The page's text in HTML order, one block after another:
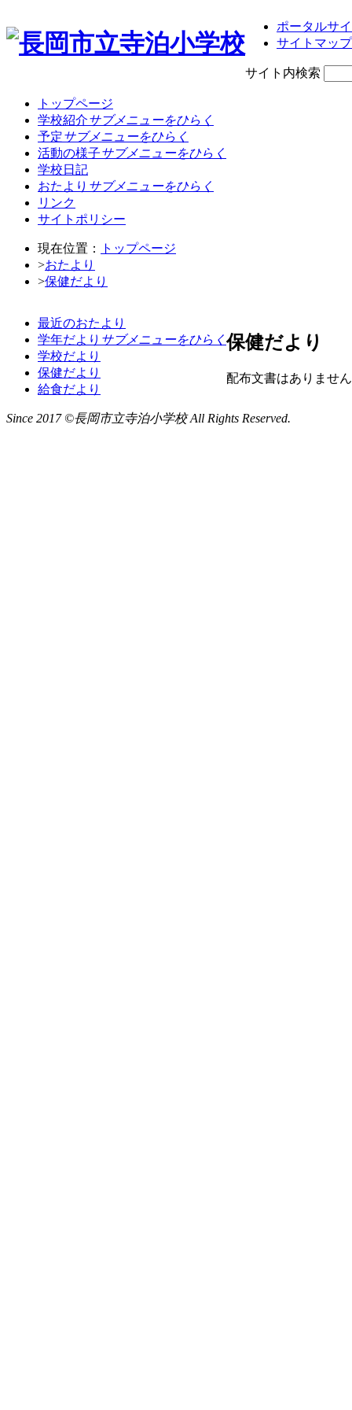
ポータルサ
サイトマップ
サイト内検索
トップページ
学校紹介サブメニューをひらく
予定サブメニューをひらく
活動の様子サブメニューをひらく
学校日記
おたより サブメニューをひらく
リンク
サイトポリシー
現在位置：
トップページ
>おたより
>保健だより
最近のおたより
学年だより サブメニューをひらく
学校だより
保健だより
給食だより
保健だより
配布文書はありませ
Since 2017 ©長岡市立寺泊小学校 All Rights Reserved.